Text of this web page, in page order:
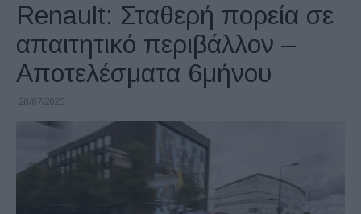
Renault: Σταθερή πορεία σε
απαιτητικό περιβάλλον –
Αποτελέσματα 6μήνου
28/07/2025